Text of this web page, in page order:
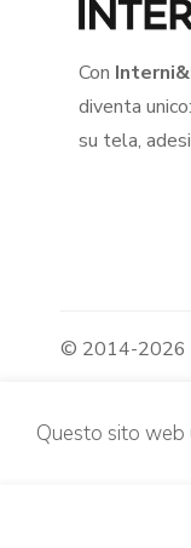
Con
diventa
su tela,
© 2014-2026
Questo sito web